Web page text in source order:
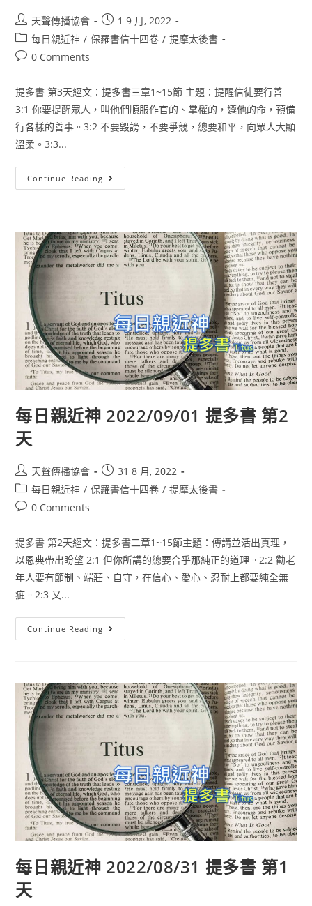
天聲傳播協會
1 9 月, 2022
每日親近神 / 保羅書信十四卷 / 提摩太後書
0 Comments
提多書 第3天經文：提多書三章1~15節 主題：提醒信徒要行善
3:1 你要提醒眾人，叫他們順服作官的、掌權的，遵他的命，預備
行各樣的善事。3:2 不要毀謗，不要爭競，總要和平，向眾人大顯
溫柔。3:3...
Continue Reading
每日親近神 2022/09/01 提多書 第2
天
天聲傳播協會
31 8 月, 2022
每日親近神 / 保羅書信十四卷 / 提摩太後書
0 Comments
提多書 第2天經文：提多書二章1~15節主題：傳講並活出真理，
以恩典帶出盼望 2:1 但你所講的總要合乎那純正的道理。2:2 勸老
年人要有節制、端莊、自守，在信心、愛心、忍耐上都要純全無
疵。2:3 又...
Continue Reading
每日親近神 2022/08/31 提多書 第1
天